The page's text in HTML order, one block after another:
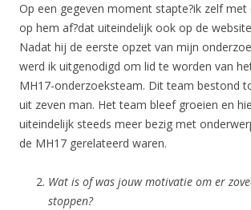
Op een gegeven moment stapte?ik zelf
op hem af?dat uiteindelijk ook op de
Nadat hij de eerste opzet van mijn
werd ik uitgenodigd om lid te worden van
MH17-onderzoeksteam. Dit team bestond
uit zeven man. Het team bleef groeien en
uiteindelijk steeds meer bezig met
de MH17 gerelateerd waren.
Wat is of was jouw motivatie om er
stoppen?